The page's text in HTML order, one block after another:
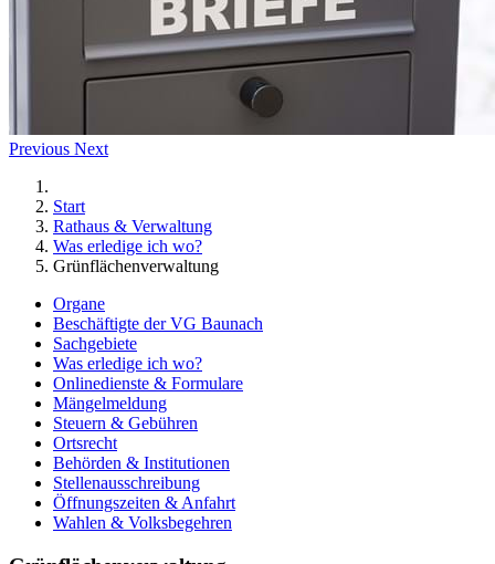
Previous Next
Start
Rathaus & Verwaltung
Was erledige ich wo?
Grünflächenverwaltung
Organe
Beschäftigte der VG Baunach
Sachgebiete
Was erledige ich wo?
Onlinedienste & Formulare
Mängelmeldung
Steuern & Gebühren
Ortsrecht
Behörden & Institutionen
Stellenausschreibung
Öffnungszeiten & Anfahrt
Wahlen & Volksbegehren